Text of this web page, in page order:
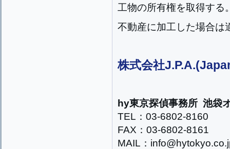
工物の所有権を取得する
不動産に加工した場合は
株式会社
hy東京探偵事務所 池袋
TEL：03-6802-8160
FAX：03-6802-8161
MAIL：